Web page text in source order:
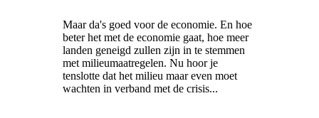
Maar da's goed voor de economie. En hoe
beter het met de economie gaat, hoe meer
landen geneigd zullen zijn in te stemmen
met milieumaatregelen. Nu hoor je
tenslotte dat het milieu maar even moet
wachten in verband met de crisis...